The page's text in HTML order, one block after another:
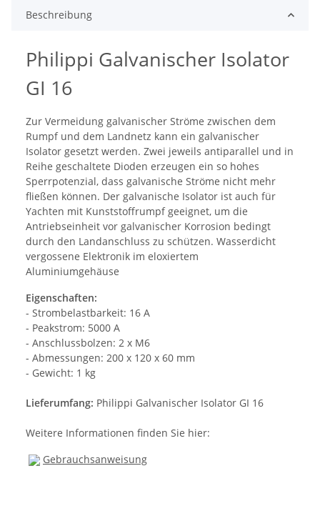
Beschreibung
Philippi Galvanischer Isolator
GI 16
Zur Vermeidung galvanischer Ströme zwischen dem
Rumpf und dem Landnetz kann ein galvanischer
Isolator gesetzt werden. Zwei jeweils antiparallel und in
Reihe geschaltete Dioden erzeugen ein so hohes
Sperrpotenzial, dass galvanische Ströme nicht mehr
fließen können. Der galvanische Isolator ist auch für
Yachten mit Kunststoffrumpf geeignet, um die
Antriebseinheit vor galvanischer Korrosion bedingt
durch den Landanschluss zu schützen. Wasserdicht
vergossene Elektronik im eloxiertem
Aluminiumgehäuse
Eigenschaften:
- Strombelastbarkeit: 16 A
- Peakstrom: 5000 A
- Anschlussbolzen: 2 x M6
- Abmessungen: 200 x 120 x 60 mm
- Gewicht: 1 kg
Lieferumfang: Philippi Galvanischer Isolator GI 16
Weitere Informationen finden Sie hier:
Gebrauchsanweisung